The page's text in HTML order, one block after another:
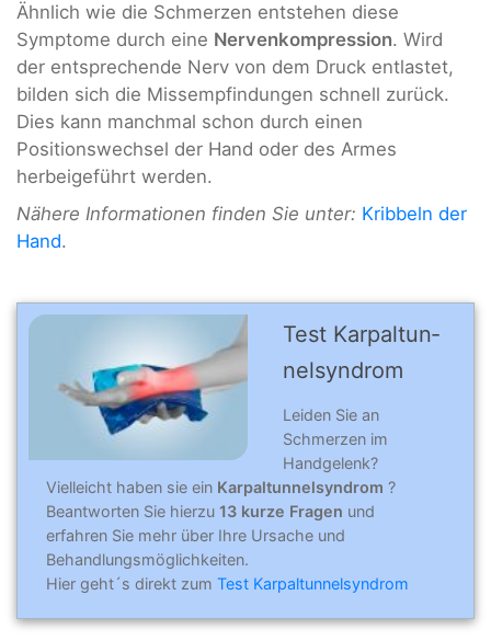
Ähnlich wie die Schmerzen entstehen diese
Symptome durch eine Nervenkompression. Wird
der entsprechende Nerv von dem Druck entlastet,
bilden sich die Missempfindungen schnell zurück.
Dies kann manchmal schon durch einen
Positionswechsel der Hand oder des Armes
herbeigeführt werden.
Nähere Informationen finden Sie unter: Kribbeln der
Hand.
Test Karpal­tun­
nel­syn­drom
Leiden Sie an
Schmerzen im
Handgelenk?
Vielleicht haben sie ein Karpaltunnelsyndrom ?
Beantworten Sie hierzu 13 kurze Fragen und
erfahren Sie mehr über Ihre Ursache und
Behandlungsmöglichkeiten.
Hier geht´s direkt zum Test Karpaltunnelsyndrom